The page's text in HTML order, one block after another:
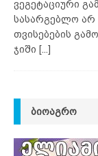
ვეგეტაციური
სასარგებლო არ
თვისებების
ჯიში [...]
ᲑᲘᲝᲐᲒᲠᲝ